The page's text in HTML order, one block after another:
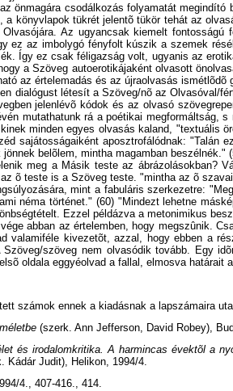
önmagára csodálkozás folyamatát
könyvlapok tükrét jelentõ tükör tehát az
Az ugyancsak kiemelt
az imbolygó fényfolt kúszik a szemek
Így ez csak féligazság volt, ugyanis az
a Szöveg autoerotikájaként olvasott
az értelemadás és az újraolvasás ismétlõdõ
dialógust létesít a Szöveg/nõ az Olvasóval/
jelenlévõ kódok és az olvasó
mutathatunk rá a poétikai
minden egyes olvasás kaland,
sajátosságaiként aposztrofálódnak:
belõlem, mintha magamban beszélnék."
meg a Másik teste az ábrázolásokban?
õ teste is a Szöveg teste. "mintha az õ
mint a fabuláris szerkezetre:
néma történet." (60) "Mindezt lehetne
Ezzel példázva a metonimikus
abban az értelemben, hogy megszûnik.
valamiféle kivezetõt, azzal, hogy ebben a
szöveg nem olvasódik tovább. Egy
oldala eggyéolvad a fallal, elmosva határait
számok ennek a kiadásnak a lapszámaira
(szerk. Ann Jefferson, David Robey),
és irodalomkritika. A harmincas évektõl a
Kádár Judit), Helikon, 1994/4.
4., 407-416., 414.